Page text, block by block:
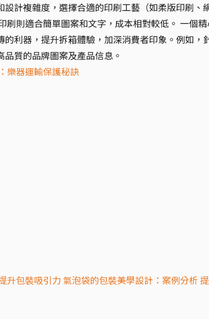
設計複雜度，選擇合適的印刷工藝（如柔版印刷、
刷則適合簡單圖案和文字，成本相對較低。 一個
利器，提升拆箱體驗，加深消費者印象。例如，
質的品牌圖案及產品信息。
樂器運輸保護秘訣
升包裝吸引力 氣泡袋的包裝美學設計：案例分析